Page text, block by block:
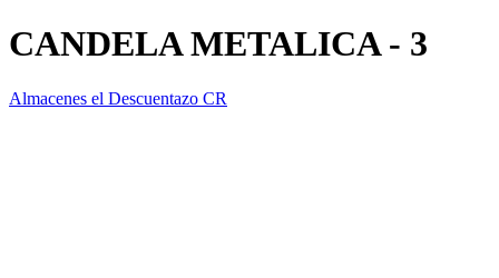
CANDELA METALICA - 3
Almacenes el Descuentazo CR